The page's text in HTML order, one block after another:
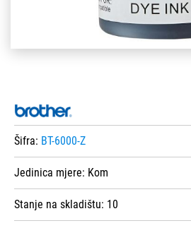
Šifra: BT-6000-Z
Jedinica mjere: Kom
Stanje na skladištu: 10